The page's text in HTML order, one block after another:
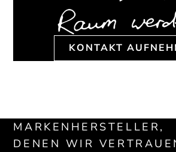
KONTAKT
MARKENHERSTELLER,
DENEN WIR